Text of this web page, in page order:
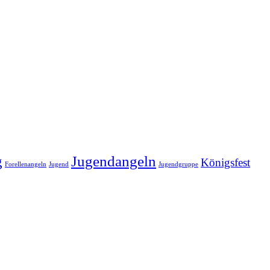
Forellenangeln Jugend Jugendangeln Jugendgruppe Königsfest